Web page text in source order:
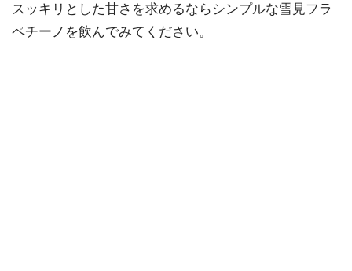
スッキリとした甘さを求めるならシンプルな雪見フラ
ペチーノを飲んでみてください。